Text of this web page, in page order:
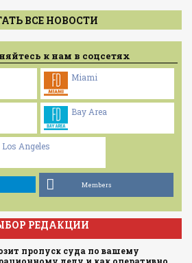
ВСЕ НОВОСТИ
к нам в соцсетях
Miami
Bay Area
Los Angeles
Members
РЕДАКЦИИ
пропуск суда по вашему